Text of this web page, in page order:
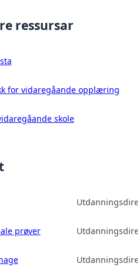
ressursar
for vidaregåande opplæring
skole
prøver